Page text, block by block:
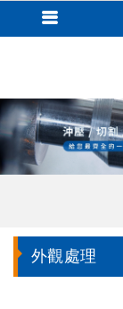
外觀處理